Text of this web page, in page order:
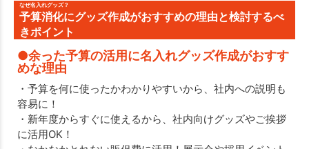
なぜ名入れグッズ？
予算消化にグッズ作成がおすすめの理由と検討するべ
きポイント
●余った予算の活用に名入れグッズ作成がおすす
めな理由
・予算を何に使ったかわかりやすいから、社内への説明も
容易に！
・新年度からすぐに使えるから、社内向けグッズやご挨拶
に活用OK！